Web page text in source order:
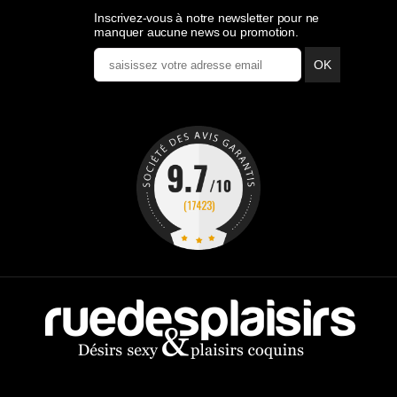
Inscrivez-vous à notre newsletter pour ne
manquer aucune news ou promotion.
OK